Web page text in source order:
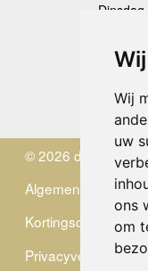
Wij
uw
ons
om
Dinsdag
Donderdag
Vrijdag
© 2026 de Zwerver
Algemene
Kortingscode
Privacyverklaring